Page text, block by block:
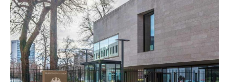
auch
vor
dem
gegen
die
Stadt
Dortmund